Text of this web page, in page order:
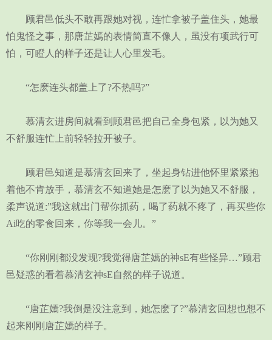
顾君邑低头不敢再跟她对视，连忙拿被子盖住头，她最
怕鬼怪之事，那唐芷嫣的表情简直不像人，虽没有项武行可
怕，可瞪人的样子还是让人心里发毛。
“怎麽连头都盖上了?不热吗?”
慕清玄进房间就看到顾君邑把自己全身包紧，以为她又
不舒服连忙上前轻轻拉开被子。
顾君邑知道是慕清玄回来了，坐起身钻进他怀里紧紧抱
着他不肯放手，慕清玄不知道她是怎麽了以为她又不舒服，
柔声说道:”我这就出门帮你抓药，喝了药就不疼了，再买些你
Ai吃的零食回来，你等我一会儿。”
“你刚刚都没发现?我觉得唐芷嫣的神sE有些怪异…”顾君
邑疑惑的看着慕清玄神sE自然的样子说道。
“唐芷嫣?我倒是没注意到，她怎麽了?”慕清玄回想也想不
起来刚刚唐芷嫣的样子。